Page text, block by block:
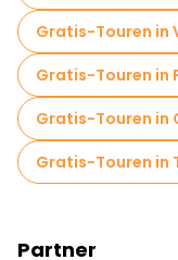
Gratis-Touren in
Gratis-Touren in
Gratis-Touren in
Gratis-Touren in
Partner